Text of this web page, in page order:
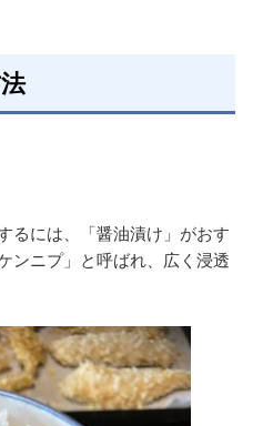
るには、「醤油漬け」がおす
ンニプ」と呼ばれ、広く浸透